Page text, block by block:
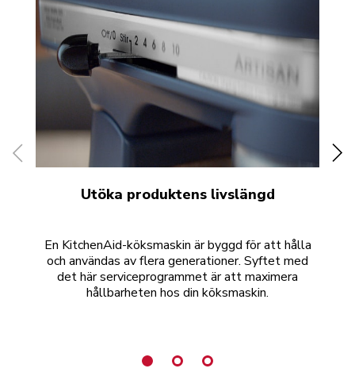
Utöka produktens livslängd
En KitchenAid-köksmaskin är byggd för att hålla
och användas av flera generationer. Syftet med
det här serviceprogrammet är att maximera
hållbarheten hos din köksmaskin.